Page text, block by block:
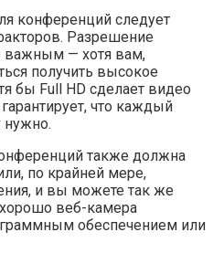
конференций следует
Разрешение
важным — хотя вам,
получить высокое
бы Full HD сделает видео
что каждый
нужно.
также должна
по крайней мере,
и вы можете так же
веб-камера
обеспечением или